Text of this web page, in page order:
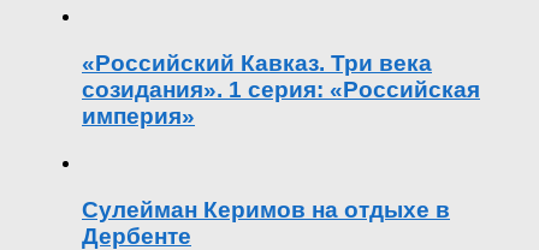
«Российский Кавказ. Три века
созидания». 1 серия: «Российская
империя»
Сулейман Керимов на отдыхе в
Дербенте